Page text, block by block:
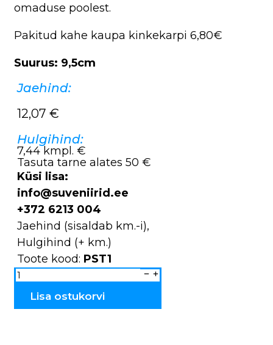
omaduse poolest.
Pakitud kahe kaupa kinkekarpi 6,80€
Suurus: 9,5cm
Jaehind:
12,07 €
Hulgihind:
7,44 kmpl. €
Tasuta tarne alates 50 €
Küsi lisa:
info@suveniirid.ee
+372 6213 004
Jaehind (sisaldab km.-i),
Hulgihind (+ km.)
Toote kood: PST1
Viiking
soola/pipra
topsid
kogusLisa ostukorvi